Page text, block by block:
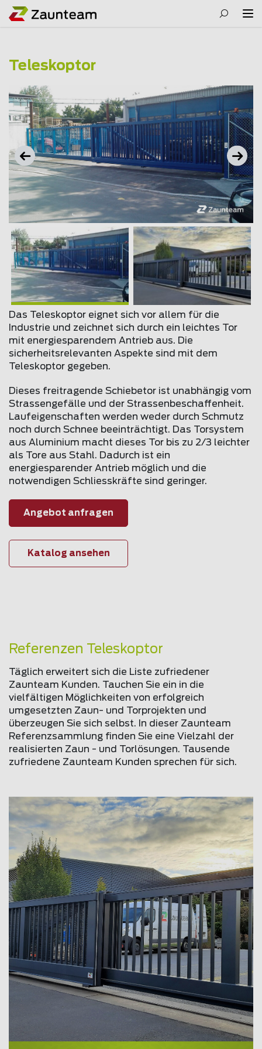
Teleskoptor
Das Teleskoptor eignet sich vor allem für die
Industrie und zeichnet sich durch ein leichtes Tor
mit energiesparendem Antrieb aus. Die
sicherheitsrelevanten Aspekte sind mit dem
Teleskoptor gegeben.
Dieses freitragende Schiebetor ist unabhängig vom
Strassengefälle und der Strassenbeschaffenheit.
Laufeigenschaften werden weder durch Schmutz
noch durch Schnee beeinträchtigt. Das Torsystem
aus Aluminium macht dieses Tor bis zu 2/3 leichter
als Tore aus Stahl. Dadurch ist ein
energiesparender Antrieb möglich und die
notwendigen Schliesskräfte sind geringer.
Angebot anfragen
Katalog ansehen
Referenzen Teleskoptor
Täglich erweitert sich die Liste zufriedener
Zaunteam Kunden. Tauchen Sie ein in die
vielfältigen Möglichkeiten von erfolgreich
umgesetzten Zaun- und Torprojekten und
überzeugen Sie sich selbst. In dieser Zaunteam
Referenzsammlung finden Sie eine Vielzahl der
realisierten Zaun - und Torlösungen. Tausende
zufriedene Zaunteam Kunden sprechen für sich.